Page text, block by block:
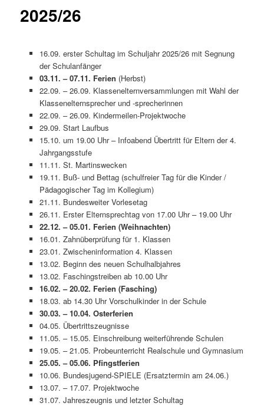
2025/26
16.09. erster Schultag im Schuljahr 2025/26 mit Segnung
der Schulanfänger
03.11. – 07.11. Ferien (Herbst)
22.09. – 26.09. Klassenelternversammlungen mit Wahl der
Klassenelternsprecher und -sprecherinnen
22.09. – 26.09. Kindermeilen-Projektwoche
29.09. Start Laufbus
15.10. um 19.00 Uhr – Infoabend Übertritt für Eltern der 4.
Jahrgangsstufe
11.11. St. Martinswecken
19.11. Buß- und Bettag (schulfreier Tag für die Kinder /
Pädagogischer Tag im Kollegium)
21.11. Bundesweiter Vorlesetag
26.11. Erster Elternsprechtag von 17.00 Uhr – 19.00 Uhr
22.12. – 05.01. Ferien (Weihnachten)
16.01. Zahnüberprüfung für 1. Klassen
23.01. Zwischeninformation 4. Klassen
13.02. Beginn des neuen Schulhalbjahres
13.02. Faschingstreiben ab 10.00 Uhr
16.02. – 20.02. Ferien (Fasching)
18.03. ab 14.30 Uhr Vorschulkinder in der Schule
30.03. – 10.04. Osterferien
04.05. Übertrittszeugnisse
11.05. – 15.05. Einschreibung weiterführende Schulen
19.05. – 21.05. Probeunterricht Realschule und Gymnasium
25.05. – 05.06. Pfingstferien
10.06. Bundesjugend-SPIELE (Ersatztermin am 24.06.)
13.07. – 17.07. Projektwoche
31.07. Jahreszeugnis und letzter Schultag